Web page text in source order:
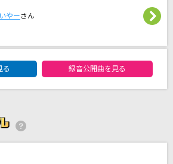
やーさん
る 録音公開曲を見る